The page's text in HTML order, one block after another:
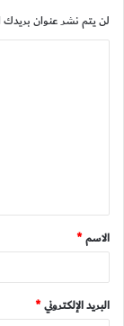
لن يتم نشر عنوان بريدك
ق
*
الاسم*
البريد الإلكتروني*